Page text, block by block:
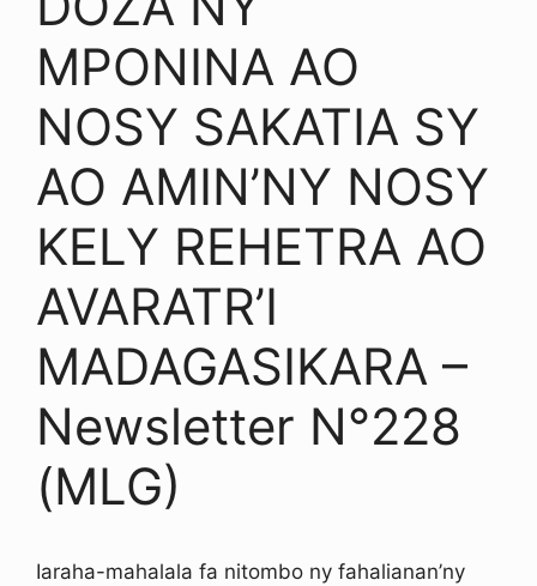
MPONINA AO
NOSY SAKATIA SY
AO AMIN’NY NOSY
KELY REHETRA AO
AVARATR’I
MADAGASIKARA –
Newsletter N°228
(MLG)
Iaraha-mahalala fa nitombo ny fahalianan’ny